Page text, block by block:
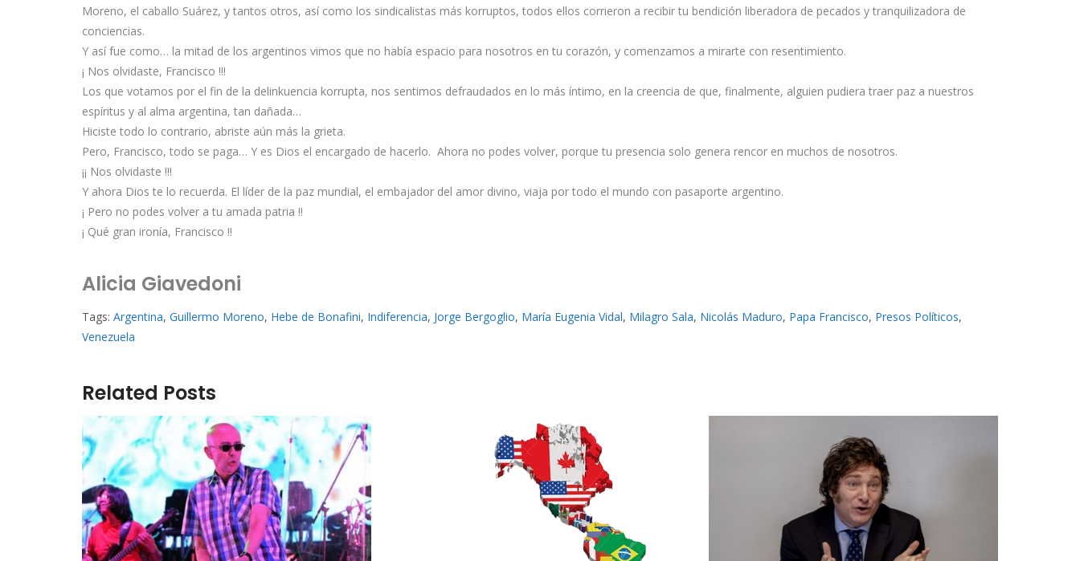
Moreno, el caballo Suárez, y tantos otros, así como los sindicalistas más korruptos, todos ellos corrieron a recibir tu bendición liberadora de pecados y tranquilizadora de
conciencias.
Y así fue como… la mitad de los argentinos vimos que no había espacio para nosotros en tu corazón, y comenzamos a mirarte con resentimiento.
¡ Nos olvidaste, Francisco !!!
Los que votamos por el fin de la delinkuencia korrupta, nos sentimos defraudados en lo más íntimo, en la creencia de que, finalmente, alguien pudiera traer paz a nuestros
espíritus y al alma argentina, tan dañada…
Hiciste todo lo contrario, abriste aún más la grieta.
Pero, Francisco, todo se paga… Y es Dios el encargado de hacerlo. Ahora no podes volver, porque tu presencia solo genera rencor en muchos de nosotros.
¡¡ Nos olvidaste !!!
Y ahora Dios te lo recuerda. El líder de la paz mundial, el embajador del amor divino, viaja por todo el mundo con pasaporte argentino.
¡ Pero no podes volver a tu amada patria !!
¡ Qué gran ironía, Francisco !!
Alicia Giavedoni
Tags: Argentina, Guillermo Moreno, Hebe de Bonafini, Indiferencia, Jorge Bergoglio, María Eugenia Vidal, Milagro Sala, Nicolás Maduro, Papa Francisco, Presos Políticos,
Venezuela
Related Posts